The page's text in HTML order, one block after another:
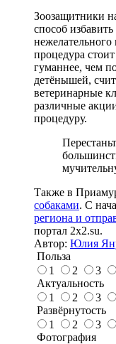
Зоозащитники
способ
нежелательного
процедура
гуманнее, чем
детёнышей,
ветеринарные
различные
процедуру.
Также в
собаками. С
региона и
портал 2x2.su.
Автор: Юлия
Польза
1
2 3
Актуальность
1
2 3
Развёрнутость
1
2 3
Фотография